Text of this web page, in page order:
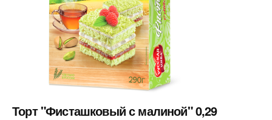
Торт "Фисташковый с малиной" 0,29